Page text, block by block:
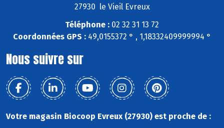
27930 le Vieil Evreux
Téléphone : 02 32 31 13 72
Coordonnées GPS : 49,0155372 ° , 1,18332409999994 °
Nous suivre sur
Votre magasin Biocoop Evreux (27930) est proche de :